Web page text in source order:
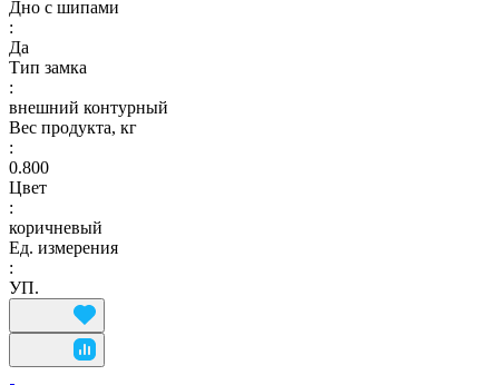
Дно с шипами
:
Да
Тип замка
:
внешний контурный
Вес продукта, кг
:
0.800
Цвет
:
коричневый
Ед. измерения
:
УП.